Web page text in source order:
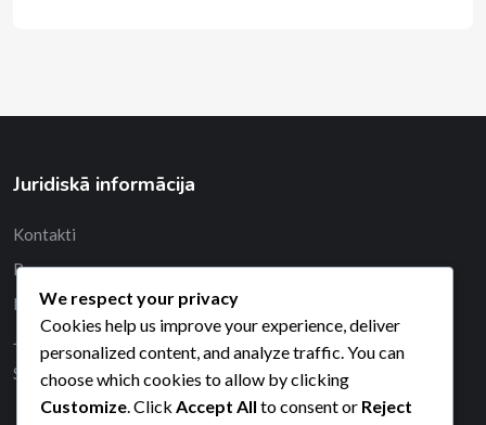
Juridiskā informācija
Kontakti
Par mums
Noteikumi un nosacījumi
Jūsu privātums
Sīkdatņu iestatījumi
We respect your privacy
Cookies help us improve your experience, deliver
personalized content, and analyze traffic. You can
choose which cookies to allow by clicking
Customize . Click Accept All to consent or Reject